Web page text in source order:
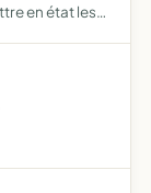
en état les